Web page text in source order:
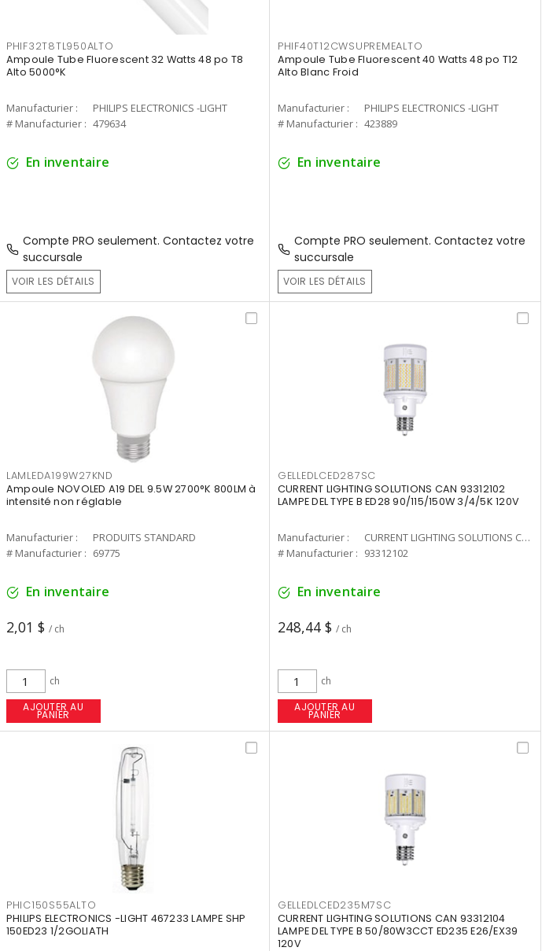
PHIF32T8TL950ALTO
Ampoule Tube Fluorescent 32 Watts 48 po T8
Alto 5000°K
Manufacturier :
PHILIPS ELECTRONICS -LIGHT
# Manufacturier : 479634
En inventaire
Compte PRO seulement. Contactez votre
succursale
VOIR LES DÉTAILS
PHIF40T12CWSUPREMEALTO
Ampoule Tube Fluorescent 40 Watts 48 po T12
Alto Blanc Froid
Manufacturier :
PHILIPS ELECTRONICS -LIGHT
# Manufacturier : 423889
En inventaire
Compte PRO seulement. Contactez votre
succursale
VOIR LES DÉTAILS
LAMLEDA199W27KND
Ampoule NOVOLED A19 DEL 9.5W 2700°K 800LM à
intensité non réglable
Manufacturier :
PRODUITS STANDARD
# Manufacturier : 69775
En inventaire
2,01 $ / ch
ch
AJOUTER AU
PANIER
GELLEDLCED287SC
CURRENT LIGHTING SOLUTIONS CAN 93312102
LAMPE DEL TYPE B ED28 90/115/150W 3/4/5K 120V
Manufacturier :
CURRENT LIGHTING SOLUTIONS CAN
# Manufacturier : 93312102
En inventaire
248,44 $ / ch
ch
AJOUTER AU
PANIER
PHIC150S55ALTO
PHILIPS ELECTRONICS -LIGHT 467233 LAMPE SHP
150ED23 1/2GOLIATH
GELLEDLCED235M7SC
CURRENT LIGHTING SOLUTIONS CAN 93312104
LAMPE DEL TYPE B 50/80W3CCT ED235 E26/EX39
120V